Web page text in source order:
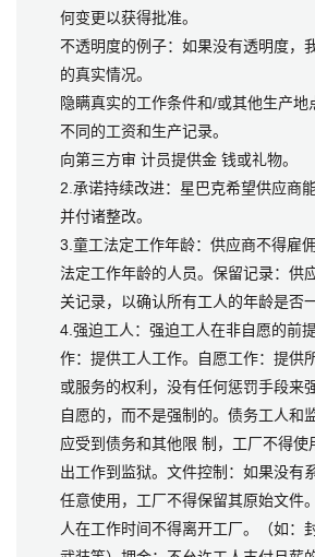
何变更以获得批准。
不透明度的例子：如果没有透明度，
的真实情况。
隐瞒真实的工作条件和/或其他生产地
不同的工资和生产记录。
向第三方审 计员提供金 钱或礼物。
2.承诺持续改进：星巴克希望供应商
并付诸整改。
3.童工法定工作年龄：供应商不得雇
法定工作年龄的人员。保留记录：供
关记录，以确认所有工人的年龄是否一
4.强迫工人：强迫工人在非自愿的前
作：提供工人工作。自愿工作：提供
或服务的权利，没有任何惩罚手段来
自愿的，而不是强制的。债务工人和
应受到债务和其他限 制，工厂不得使
出工作到监狱。文件控制：如果没有
任意使用，工厂不得保留其原始文件
人在工作时间不得离开工厂。（如：